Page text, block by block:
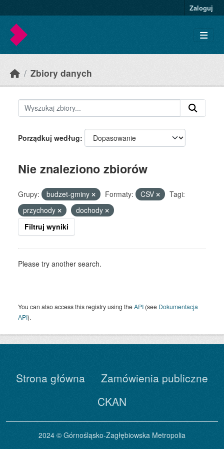
Zaloguj
Zbiory danych
Porządkuj według
Nie znaleziono zbiorów
Grupy: budzet-gminy Formaty: CSV
Tagi:
przychody
dochody
Filtruj wyniki
Please try another search.
You can also access this registry using theAPI (see Dokumentacja
API).
Strona główna
Zamówienia publiczne
CKAN
2024 © Górnośląsko-Zagłębiowska Metropolia